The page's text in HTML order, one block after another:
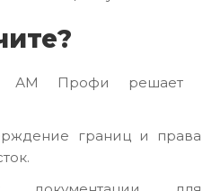
АМ Профи решает
границ и права